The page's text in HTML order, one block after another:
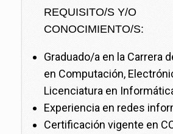
REQUISITO/S Y/O
CONOCIMIENTO/S:
Graduado/a en la Carrera
en Computación,
Licenciatura en
Experiencia en redes
Certificación vigente en